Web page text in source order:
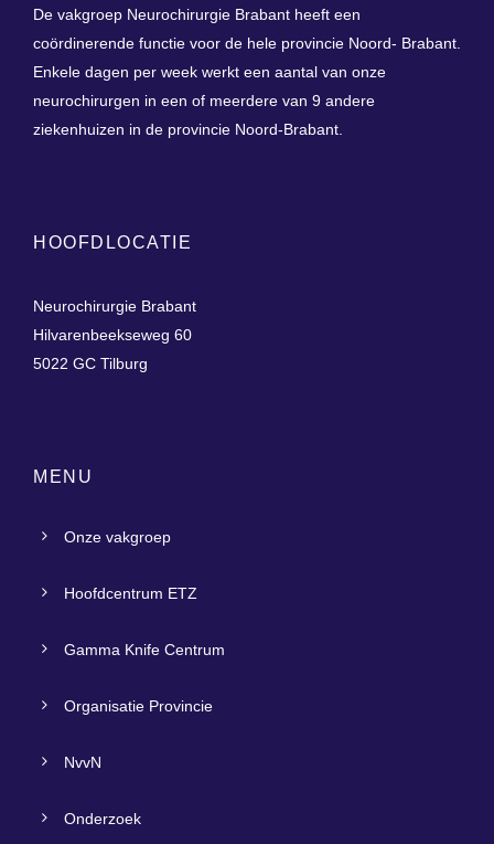
De vakgroep Neurochirurgie Brabant heeft een
coördinerende functie voor de hele provincie Noord- Brabant.
Enkele dagen per week werkt een aantal van onze
neurochirurgen in een of meerdere van 9 andere
ziekenhuizen in de provincie Noord-Brabant.
HOOFDLOCATIE
Neurochirurgie Brabant
Hilvarenbeekseweg 60
5022 GC Tilburg
MENU
Onze vakgroep
Hoofdcentrum ETZ
Gamma Knife Centrum
Organisatie Provincie
NvvN
Onderzoek